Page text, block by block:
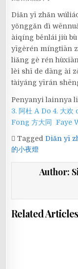
Diǎn yī zhǎn
yǒnggǎn dì
àiqíng běnlái jiù
yīgèrén míngtiān
liǎng gè rén
lèi shī de dāng ài
tàiyáng yīrán
Penyanyi lainnya
3. 阿杜 A Do 4. 大欢
Fong 方大同 Faye
Tagged Diǎn yī
的小夜燈
Author:
Related Articles